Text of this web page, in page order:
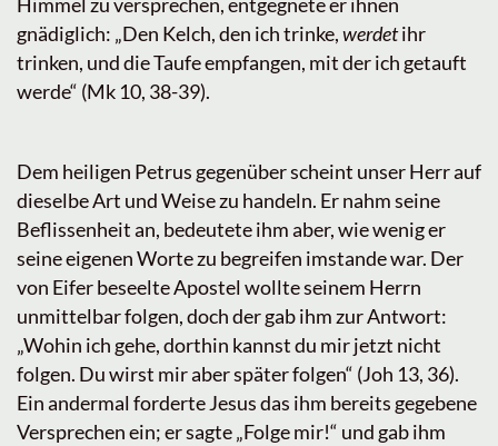
Himmel zu versprechen, entgegnete er ihnen
gnädiglich: „Den Kelch, den ich trinke,werdetihr
trinken, und die Taufe empfangen, mit der ich getauft
werde“ (Mk 10, 38-39).
Dem heiligen Petrus gegenüber scheint unser Herr auf
dieselbe Art und Weise zu handeln. Er nahm seine
Beflissenheit an, bedeutete ihm aber, wie wenig er
seine eigenen Worte zu begreifen imstande war. Der
von Eifer beseelte Apostel wollte seinem Herrn
unmittelbar folgen, doch der gab ihm zur Antwort:
„Wohin ich gehe, dorthin kannst du mir jetzt nicht
folgen. Du wirst mir aber später folgen“ (Joh 13, 36).
Ein andermal forderte Jesus das ihm bereits gegebene
Versprechen ein; er sagte „Folge mir!“ und gab ihm